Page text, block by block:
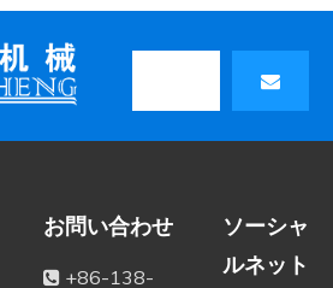
お問い合わせ
+86-138-
ソーシャ
ルネット